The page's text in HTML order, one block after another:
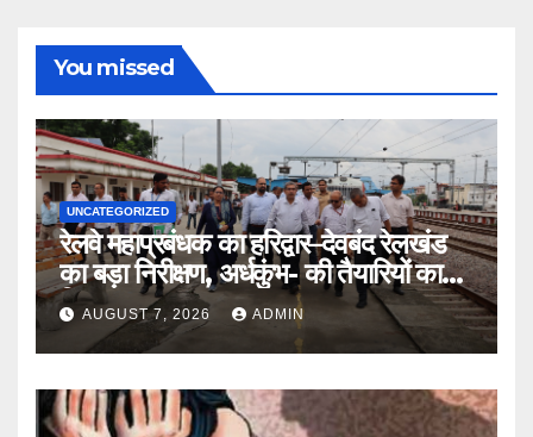
You missed
UNCATEGORIZED
रेलवे महाप्रबंधक का हरिद्वार–देवबंद रेलखंड
का बड़ा निरीक्षण, अर्धकुंभ- की तैयारियों का
लिया जायजा
AUGUST 7, 2026 ADMIN